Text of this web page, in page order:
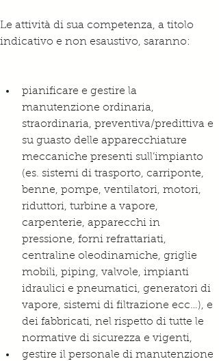
Le attività di sua competenza, a titolo
indicativo e non esaustivo, saranno:
pianificare e gestire la
manutenzione ordinaria,
straordinaria, preventiva/predittiva e
su guasto delle apparecchiature
meccaniche presenti sull’impianto
(es. sistemi di trasporto, carriponte,
benne, pompe, ventilatori, motori,
riduttori, turbine a vapore,
carpenterie, apparecchi in
pressione, forni refrattariati,
centraline oleodinamiche, griglie
mobili, piping, valvole, impianti
idraulici e pneumatici, generatori di
vapore, sistemi di filtrazione ecc…), e
dei fabbricati, nel rispetto di tutte le
normative di sicurezza e vigenti,
gestire il personale di manutenzione